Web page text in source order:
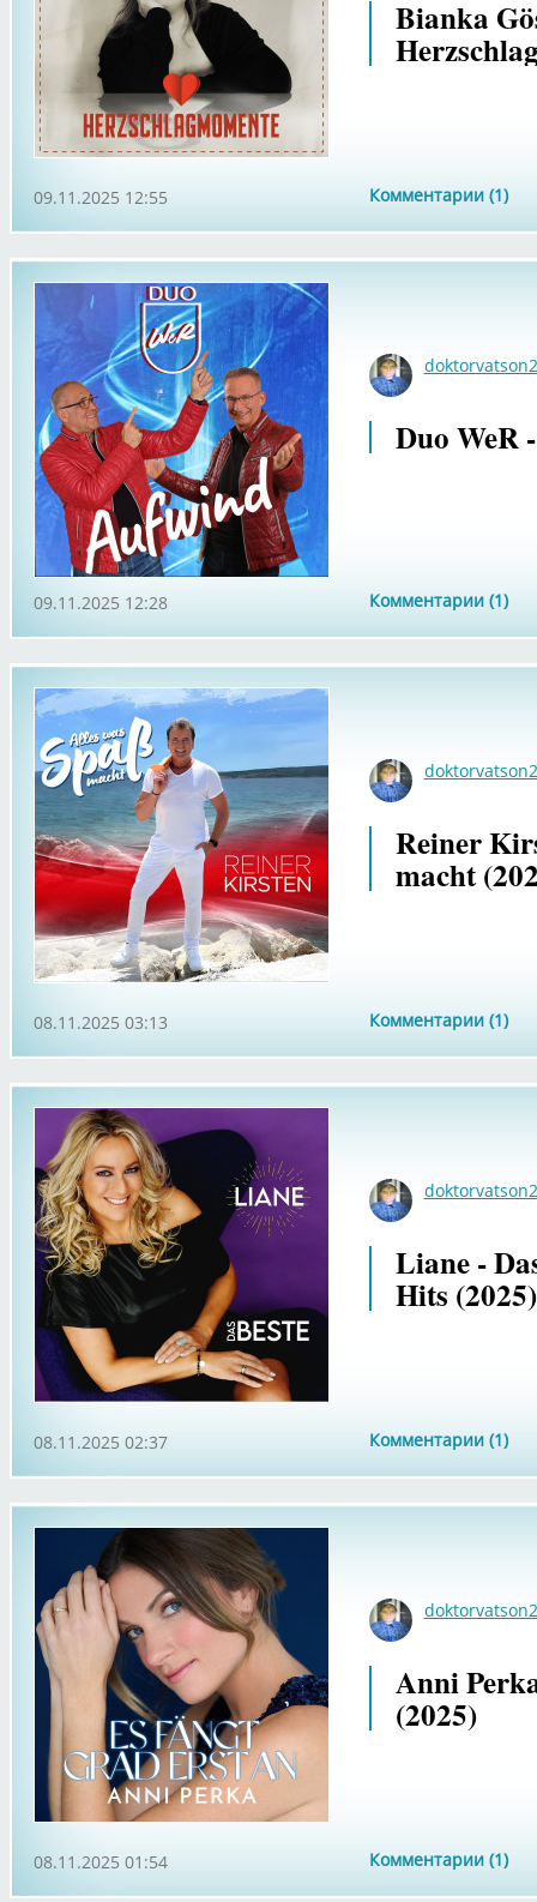
Bianka
Комментарии (1)
09.11.2025 12:55
Duo WeR
Комментарии (1)
09.11.2025 12:28
Reiner
macht
Комментарии (1)
08.11.2025 03:13
Liane -
Hits (2025)
Комментарии (1)
08.11.2025 02:37
Anni
(2025)
Комментарии (1)
08.11.2025 01:54